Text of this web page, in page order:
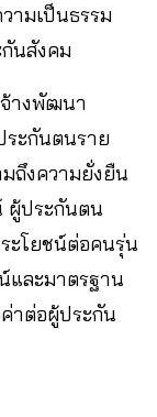
ามเป็นธรรม
นสังคม
างพัฒนา
ระกันตนราย
ถึงความยั่งยืน
ผู้ประกันตน
ะโยชน์ต่อคนรุ่น
และมาตรฐาน
าต่อผู้ประกัน